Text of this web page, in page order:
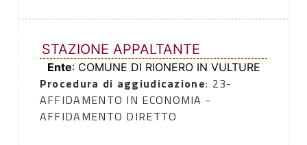
STAZIONE APPALTANTE
Ente: COMUNE DI RIONERO IN VULTURE
Procedura di aggiudicazione: 23-
AFFIDAMENTO IN ECONOMIA -
AFFIDAMENTO DIRETTO